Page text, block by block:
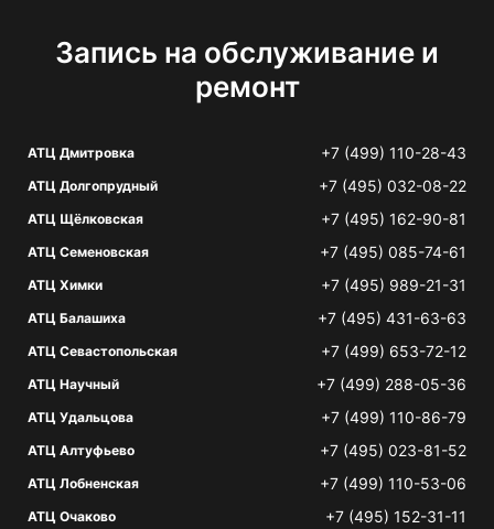
Запись на обслуживание и
ремонт
АТЦ Дмитровка +7 (499) 110-28-43
АТЦ Долгопрудный +7 (495) 032-08-22
АТЦ Щёлковская +7 (495) 162-90-81
АТЦ Семеновская +7 (495) 085-74-61
АТЦ Химки +7 (495) 989-21-31
АТЦ Балашиха +7 (495) 431-63-63
АТЦ Севастопольская +7 (499) 653-72-12
АТЦ Научный +7 (499) 288-05-36
АТЦ Удальцова +7 (499) 110-86-79
АТЦ Алтуфьево +7 (495) 023-81-52
АТЦ Лобненская +7 (499) 110-53-06
АТЦ Очаково +7 (495) 152-31-11